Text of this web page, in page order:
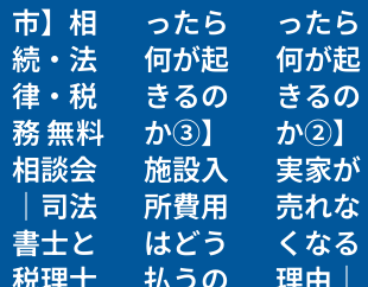
市】相
続・法
律・税
務 無料
相談会
｜司法
書士と
税理士
ったら
何が起
きるの
か③】
施設入
所費用
はどう
払うの
ったら
何が起
きるの
か②】
実家が
売れな
くなる
理由｜